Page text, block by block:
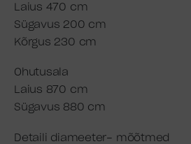
Laius 470 cm
Sügavus 200 cm
Kõrgus 230 cm
Ohutusala
Laius 870 cm
Sügavus 880 cm
Detaili diameeter- mõõtmed